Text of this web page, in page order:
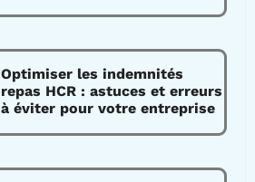
Optimiser les indemnités
repas HCR : astuces et erreurs
à éviter pour votre entreprise